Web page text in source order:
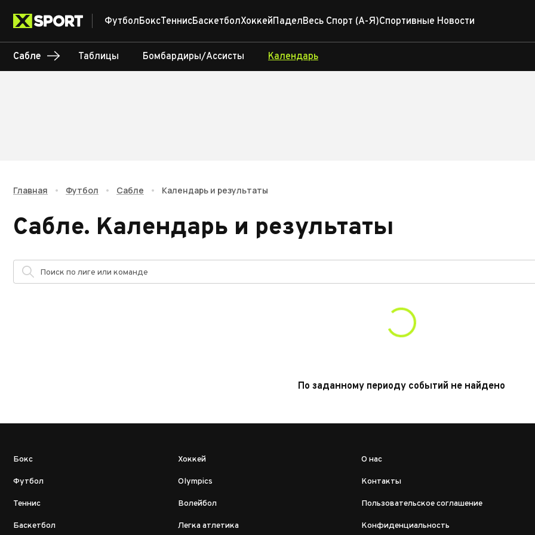
ФутболБоксТеннисБаскетболХоккейПаделВесь Спорт (А-Я)Спортивные Новости
Сабле Таблицы Бомбардиры/Ассисты Календарь
Главная • Футбол • Сабле • Календарь и результаты
Сабле. Календарь и результаты
По заданному периоду событий не найдено
Бокс
Футбол
Теннис
Баскетбол
Хоккей
Olympics
Волейбол
Легка атлетика
О нас
Контакты
Пользовательское соглашение
Конфиденциальность